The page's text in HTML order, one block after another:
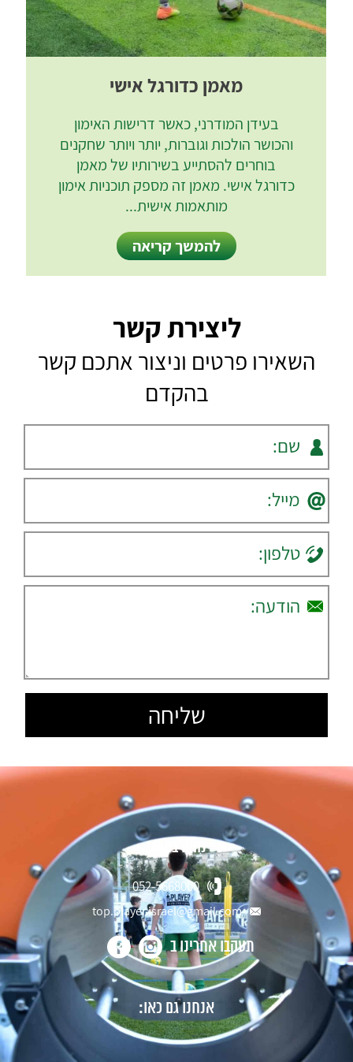
מאמן כדורגל אישי
בעידן המודרני, כאשר דרישות האימון
והכושר הולכות וגוברות, יותר ויותר שחקנים
בוחרים להסתייע בשירותיו של מאמן
כדורגל אישי. מאמן זה מספק תוכניות אימון
מותאמות אישית...
להמשך קריאה
ליצירת קשר
השאירו פרטים וניצור אתכם קשר
בהקדם
נהיה בקשר
052-5668000
top.player.israel@gmail.com
תעקבו אחרינו ב
אנחנו גם כאו: